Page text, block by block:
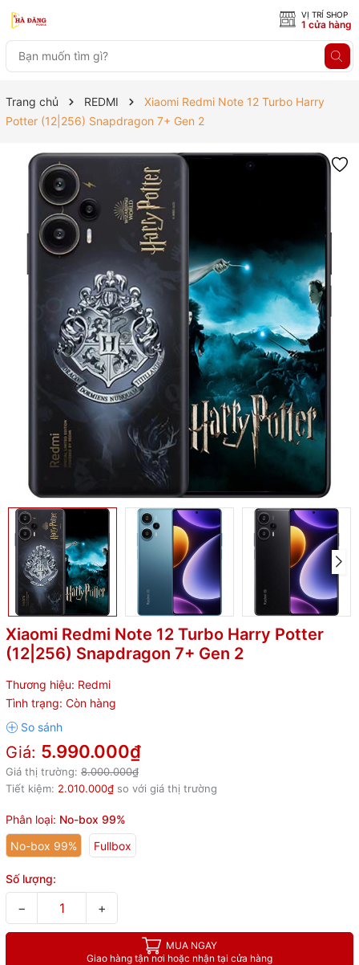
VỊ TRÍ SHOP
1 cửa hàng
Trang chủ REDMI
Xiaomi Redmi Note 12 Turbo Harry
Potter (12|256) Snapdragon 7+ Gen 2
Xiaomi Redmi Note 12 Turbo Harry Potter
(12|256) Snapdragon 7+ Gen 2
Thương hiệu: Redmi
Tình trạng: Còn hàng
Giá: 5.990.000₫
Giá thị trường: 8.000.000₫
Tiết kiệm: 2.010.000₫ so với giá thị trường
Phân loại: No-box 99%
No-box 99%
Fullbox
Số lượng:
− +
MUA NGAY
Giao hàng tận nơi hoặc nhận tại cửa hàng